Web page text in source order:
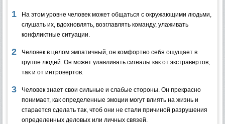
На этом уровне человек может общаться с окружающими людьми,
слушать их, вдохновлять, возглавлять команду, улаживать
конфликтные ситуации.
Человек в целом эмпатичный, он комфортно себя ощущает в
группе людей. Он может улавливать сигналы как от экстравертов,
так и от интровертов.
Человек знает свои сильные и слабые стороны. Он прекрасно
понимает, как определенные эмоции могут влиять на жизнь и
старается сделать так, чтоб они не стали причиной разрушения
определенных деловых или личных связей.